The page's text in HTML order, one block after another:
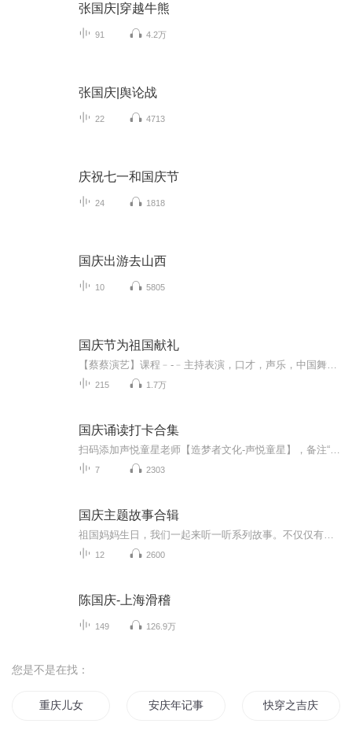
张国庆|穿越牛熊
91 4.2万
张国庆|舆论战
22 4713
庆祝七一和国庆节
24 1818
国庆出游去山西
10 5805
国庆节为祖国献礼
215 1.7万
国庆诵读打卡合集
7 2303
国庆主题故事合辑
12 2600
陈国庆-上海滑稽
149 126.9万
您是不是在找：
重庆儿女 安庆年记事 快穿之吉庆有余